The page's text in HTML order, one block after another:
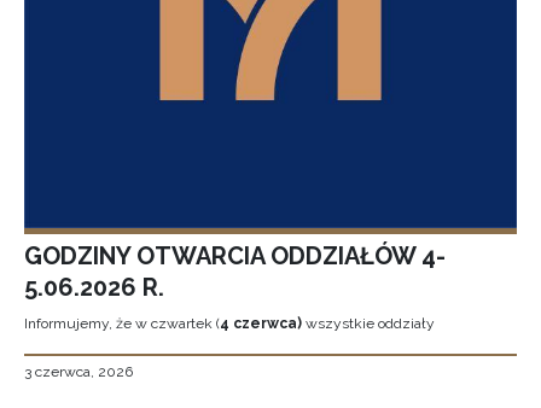
GODZINY OTWARCIA ODDZIAŁÓW 4-
5.06.2026 R.
Informujemy, że w czwartek (4 czerwca) wszystkie oddziały
3 czerwca, 2026